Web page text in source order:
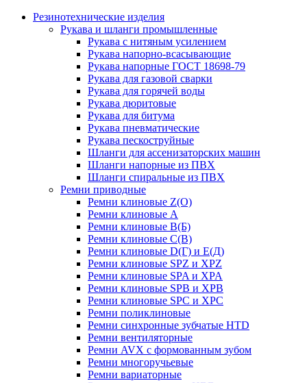
Резинотехнические изделия
Рукава и шланги промышленные
Рукава с нитяным усилением
Рукава напорно-всасывающие
Рукава напорные ГОСТ 18698-79
Рукава для газовой сварки
Рукава для горячей воды
Рукава дюритовые
Рукава для битума
Рукава пневматические
Рукава пескоструйные
Шланги для ассенизаторских машин
Шланги напорные из ПВХ
Шланги спиральные из ПВХ
Ремни приводные
Ремни клиновые Z(О)
Ремни клиновые А
Ремни клиновые В(Б)
Ремни клиновые С(В)
Ремни клиновые D(Г) и Е(Д)
Ремни клиновые SPZ и XPZ
Ремни клиновые SPA и XPA
Ремни клиновые SPB и XPB
Ремни клиновые SPC и XPC
Ремни поликлиновые
Ремни синхронные зубчатые HTD
Ремни вентиляторные
Ремни AVX с формованным зубом
Ремни многоручьевые
Ремни вариаторные